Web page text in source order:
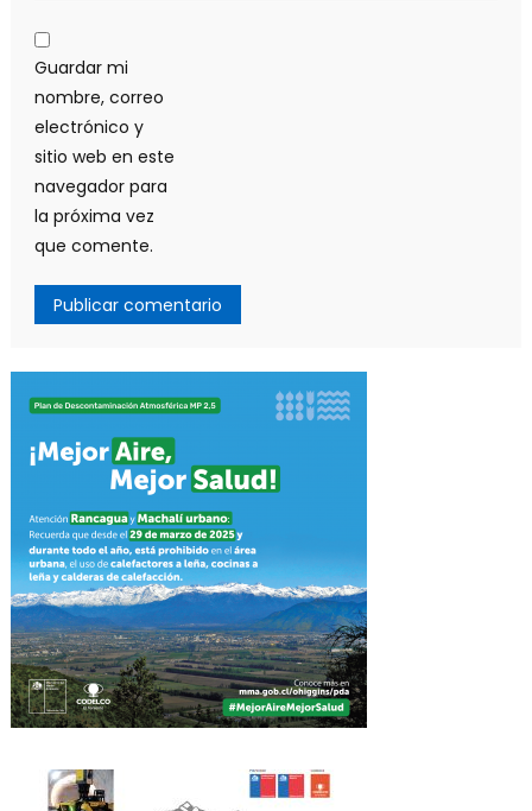
Guardar mi
nombre, correo
electrónico y
sitio web en este
navegador para
la próxima vez
que comente.